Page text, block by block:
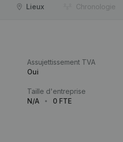
Lieux Chronologie
Assujettissement TVA
Oui
Taille d'entreprise
N/A
0 FTE